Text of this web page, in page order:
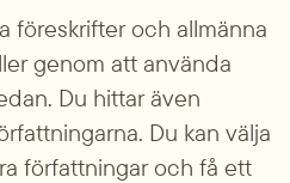
föreskrifter och allmänna
genom att använda
Du hittar även
Du kan välja
författningar och få ett